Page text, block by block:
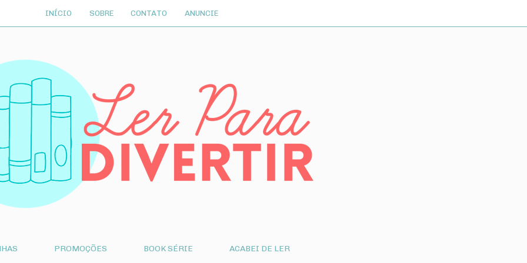
INÍCIO SOBRE CONTATO ANUNCIE
PROMOÇÕES BOOK SÉRIE ACABEI DE LER